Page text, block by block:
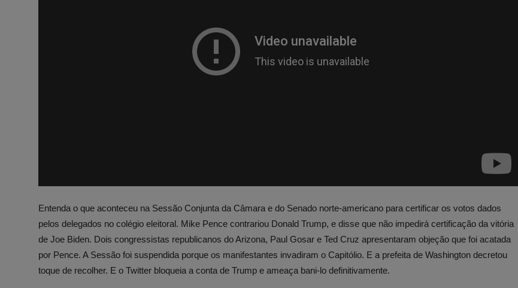
Entenda o que aconteceu na Sessão Conjunta da Câmara e do Senado norte-americano para certificar os votos dados
pelos delegados no colégio eleitoral. Mike Pence contrariou Donald Trump, e disse que não impedirá certificação da vitória
de Joe Biden. Dois congressistas republicanos do Arizona, Paul Gosar e Ted Cruz apresentaram objeção que foi acatada
por Pence. A Sessão foi suspendida porque os manifestantes invadiram o Capitólio. E a prefeita de Washington decretou
toque de recolher. E o Twitter bloqueia a conta de Trump e ameaça bani-lo definitivamente.